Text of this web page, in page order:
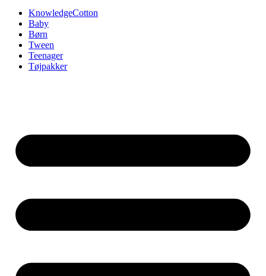
KnowledgeCotton
Baby
Børn
Tween
Teenager
Tøjpakker